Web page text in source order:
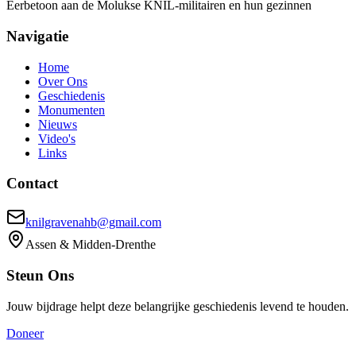
Eerbetoon aan de Molukse KNIL-militairen en hun gezinnen
Navigatie
Home
Over Ons
Geschiedenis
Monumenten
Nieuws
Video's
Links
Contact
knilgravenahb@gmail.com
Assen & Midden-Drenthe
Steun Ons
Jouw bijdrage helpt deze belangrijke geschiedenis levend te houden.
Doneer